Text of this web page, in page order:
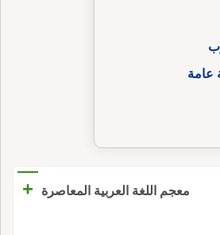
عامة
معجم اللغة العربية المعاصرة +